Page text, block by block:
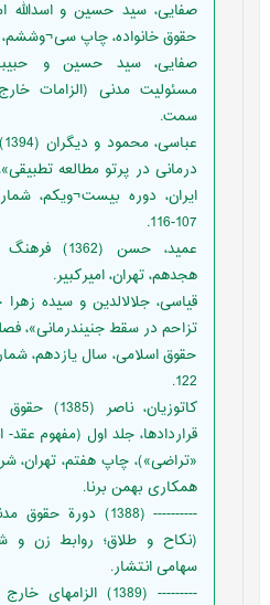
حقوق خانواده، چاپ سی¬وششم،
مسئولیت مدنی (الزامات خارج
سمت.
درمانی در پرتو مطالعه
107-116.
عمید، حسن
هجدهم، تهران، امیرکبیر.
تزاحم در سقط جنین‏درمانی»،
122.
کاتوزیان،
قراردادها، جلد اول (مفهوم عقد-
«تراضی»)، چاپ هفتم، تهران،
همکاری بهمن برنا.
---------- (1388) دورة
(نکاح و طلاق؛ روابط زن و
سهامی انتشار.
--------- (1389)